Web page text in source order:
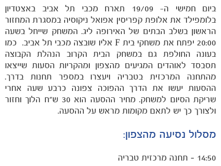
הקבוצות
ביום חמישי ה- 19/09 תארח מכבי תל אביב באצטדיון
בלומפילד את אלופת קפריסין אפואל ניקוסיה במסגרת המחזור
הראשון בשלב הבתים של האירופה ליג. המשחק שייחל בשעה
20:00 יפתח את משחקי בית
F אליו שובצה מכבי תל אביב. כמו
בעונה החולפת גם במשחק הבית הקרוב הנהלת הקבוצה
תסבסד לאוהדים המגיעים מהצפון ומהקריות הסעות שייצאו
מהתחנה המרכזית בטבריה ויעצרו במספר תחנות בדרך.
ההסעות יעשו את הדרך ההפוכה צפונה כרבע שעה אחרי
שריקת הסיום למשחק. מחיר ההסעה הוא 30 ש"ח הלוך וחזור
ולצורך כך יש לתאם מקומות מראש על ההסעה.
מסלול נסיעה מהצפון:
14:50 – תחנה מרכזית טבריה